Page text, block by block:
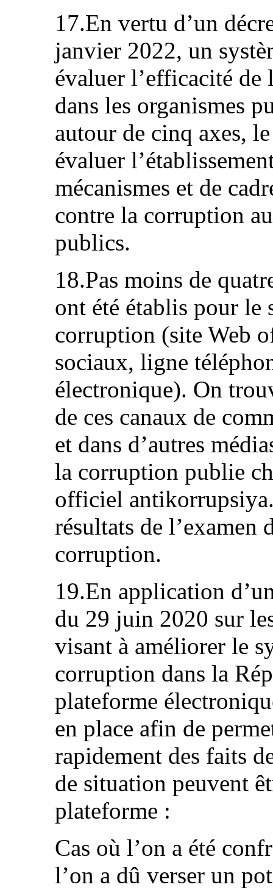
17.En vertu d’un
janvier 2022, un
évaluer l’efficacité
dans les organismes
autour de cinq axes,
évaluer
mécanismes et de
contre la corruption
publics.
18.Pas moins de
ont été établis pour le
corruption (site Web
sociaux, ligne
électronique). On
de ces canaux de
et dans d’autres
la corruption publie
officiel
résultats de l’examen
corruption.
19.En application
du 29 juin 2020 sur
visant à améliorer le
corruption dans la
plateforme
en place afin de
rapidement des faits
de situation peuvent
plateforme :
Cas où l’on a été
l’on a dû verser un